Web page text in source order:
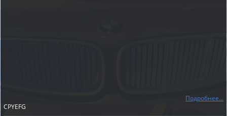
Подробнее...
CPYEFG